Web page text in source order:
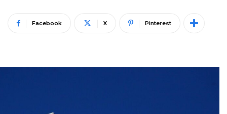
Facebook X Pinterest